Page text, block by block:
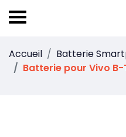
Accueil Batterie
Batterie pour Vivo B-